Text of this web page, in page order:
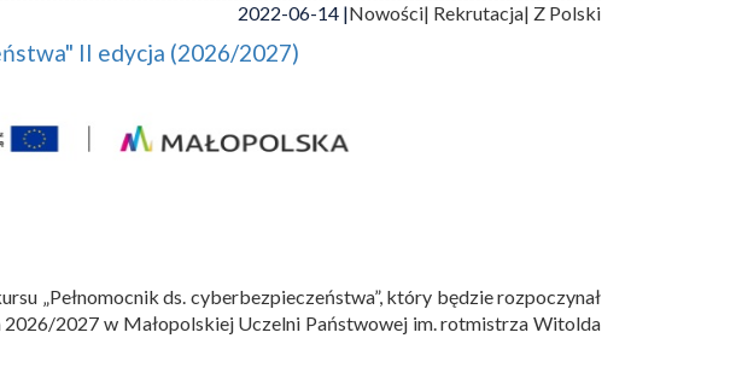
2022-06-14 |Nowości| Rekrutacja| Z Polski
II edycja (2026/2027)
„Pełnomocnik ds. cyberbezpieczeństwa”, który będzie rozpoczynał
2027 w Małopolskiej Uczelni Państwowej im. rotmistrza Witolda